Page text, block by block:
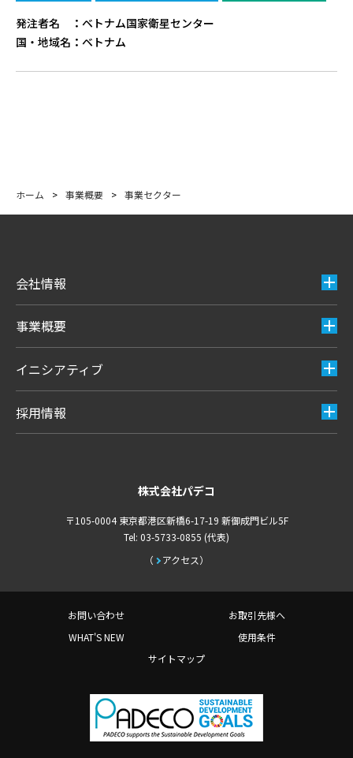
発注者名 ： ベトナム国家衛星センター
国・地域名 ： ベトナム
ホーム > 事業概要 > 事業セクター
会社情報
事業概要
イニシアティブ
採用情報
株式会社パデコ
〒105-0004 東京都港区新橋6-17-19 新御成門ビル5F
アクセス
Tel: 03-5733-0855 (代表)
お問い合わせ
お取引先様へ
WHAT'S NEW
使用条件
サイトマップ